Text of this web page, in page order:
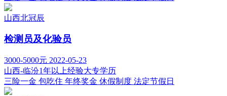
山西北冠辰
检测员及化验员
3000-5000元 2022-05-23
山西-临汾1年以上经验大专学历
三险一金 包吃住 年终奖金 休假制度 法定节假日